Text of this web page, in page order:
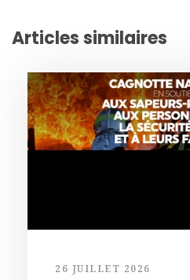
Articles similaires
26 JUILLET 2026